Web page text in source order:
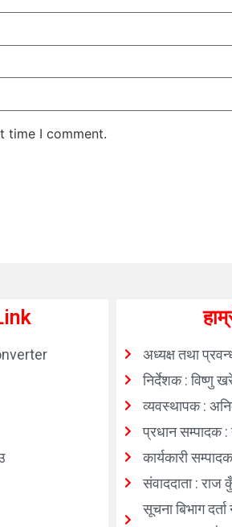
time I comment.
अध्यक्ष तथा
निर्देशक : विष्णु
व्यवस्थापक :
प्रधान सम्पादक :
कार्यकारी
संवाददाता : राज
सूचना बिभाग दर्ता